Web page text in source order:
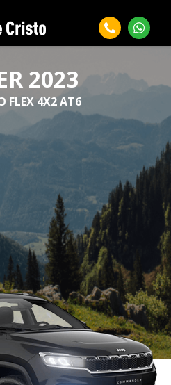
2023
FLEX 4X2 AT6